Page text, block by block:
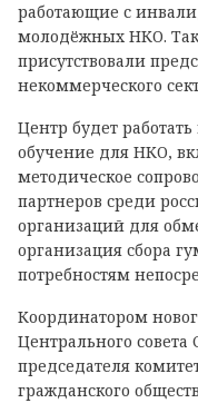
работающие с
молодёжных НКО.
присутствовали
некоммерческого
Центр будет
обучение для НКО,
методическое
партнеров среди
организаций для
организация сбора
потребностям
Координатором
Центрального
председателя
гражданского